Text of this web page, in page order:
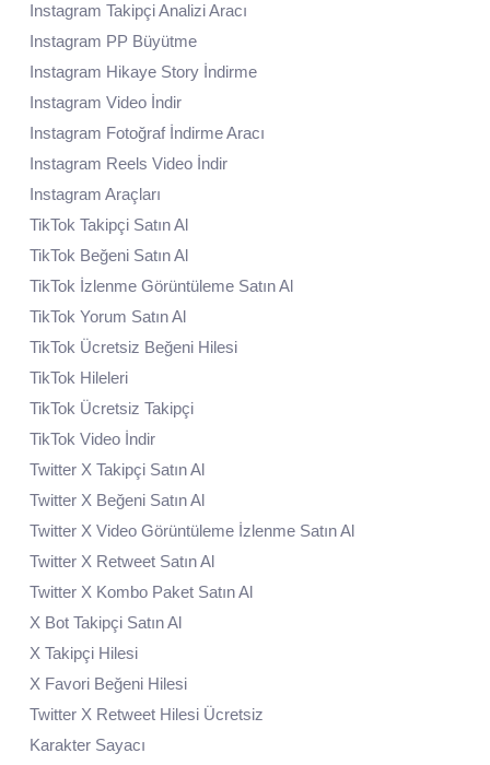
Instagram Takipçi Analizi Aracı
Instagram PP Büyütme
Instagram Hikaye Story İndirme
Instagram Video İndir
Instagram Fotoğraf İndirme Aracı
Instagram Reels Video İndir
Instagram Araçları
TikTok Takipçi Satın Al
TikTok Beğeni Satın Al
TikTok İzlenme Görüntüleme Satın Al
TikTok Yorum Satın Al
TikTok Ücretsiz Beğeni Hilesi
TikTok Hileleri
TikTok Ücretsiz Takipçi
TikTok Video İndir
Twitter X Takipçi Satın Al
Twitter X Beğeni Satın Al
Twitter X Video Görüntüleme İzlenme Satın Al
Twitter X Retweet Satın Al
Twitter X Kombo Paket Satın Al
X Bot Takipçi Satın Al
X Takipçi Hilesi
X Favori Beğeni Hilesi
Twitter X Retweet Hilesi Ücretsiz
Karakter Sayacı